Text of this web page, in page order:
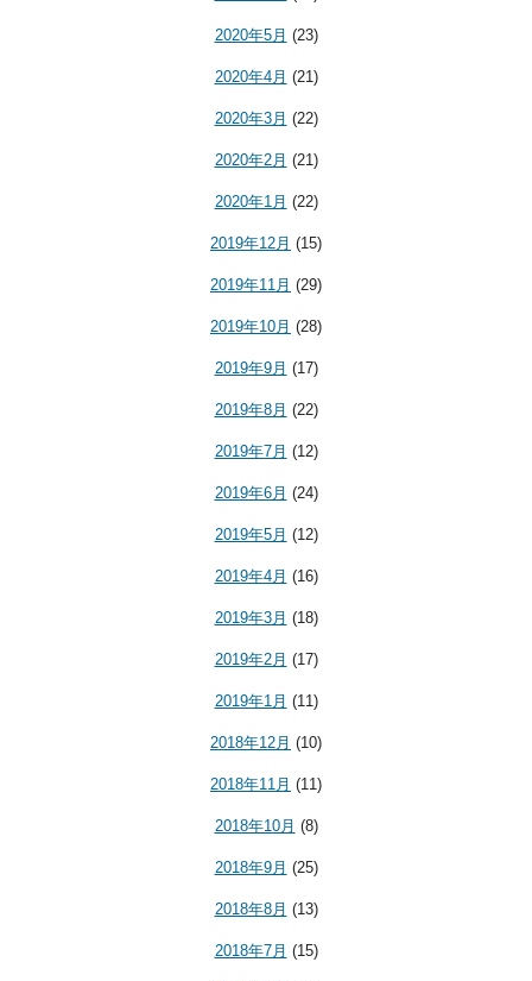
2020年5月 (23)
2020年4月 (21)
2020年3月 (22)
2020年2月 (21)
2020年1月 (22)
2019年12月 (15)
2019年11月 (29)
2019年10月 (28)
2019年9月 (17)
2019年8月 (22)
2019年7月 (12)
2019年6月 (24)
2019年5月 (12)
2019年4月 (16)
2019年3月 (18)
2019年2月 (17)
2019年1月 (11)
2018年12月 (10)
2018年11月 (11)
2018年10月 (8)
2018年9月 (25)
2018年8月 (13)
2018年7月 (15)